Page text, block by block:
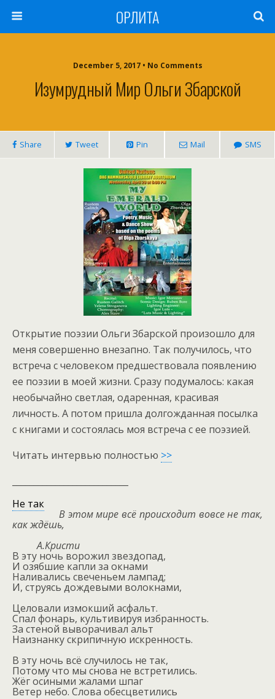
ОРЛИТА
December 5, 2017 • No Comments
Изумрудный Мир Ольги Збарской
Share Tweet Pin Mail SMS
Открытие поэзии Ольги Збарской произошло для
меня совершенно внезапно. Так получилось, что
встреча с человеком предшествовала появлению
ее поэзии в моей жизни. Сразу подумалось: какая
необычайно светлая, одаренная, красивая
личность. А потом пришла долгожданная посылка
с книгами и состоялась моя встреча с ее поэзией.
Читать интервью полностью >>
Не так
В этом мире всё происходит вовсе не так,
как ждёшь,
А.Кристи
В эту ночь ворожил звездопад,
И озябшие капли за окнами
Наливались свеченьем лампад;
И, струясь дождевыми волокнами,
Целовали измокший асфальт.
Спал фонарь, культивируя избранность.
За стеной выворачивал альт
Наизнанку скрипичную искренность.
В эту ночь всё случилось не так,
Потому что мы снова не встретились.
Жёг осиными жалами шпаг
Ветер небо. Слова обесцветились